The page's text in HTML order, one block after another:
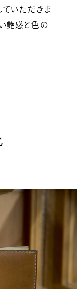
ていただきま
艶感と色の